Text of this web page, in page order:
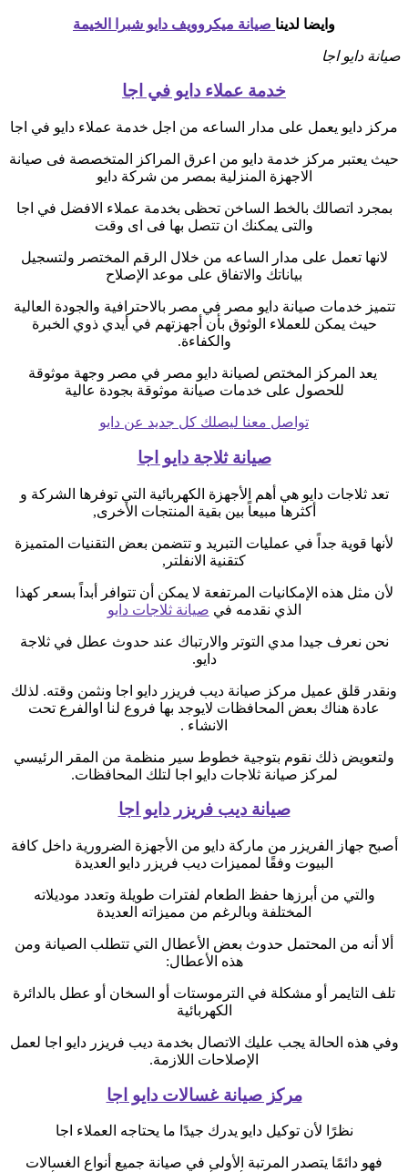
وايضا لدينا صيانة ميكروويف دايو شبرا الخيمة
صيانة دايو اجا
خدمة عملاء دايو في اجا
مركز دايو يعمل على مدار الساعه من اجل خدمة عملاء دايو في اجا
حيث يعتبر مركز خدمة دايو من اعرق المراكز المتخصصة فى صيانة
الاجهزة المنزلية بمصر من شركة دايو
بمجرد اتصالك بالخط الساخن تحظى بخدمة عملاء الافضل في اجا
والتى يمكنك ان تتصل بها فى اى وقت
لانها تعمل على مدار الساعه من خلال الرقم المختصر ولتسجيل
بياناتك والاتفاق على موعد الإصلاح
تتميز خدمات صيانة دايو مصر في مصر بالاحترافية والجودة العالية
حيث يمكن للعملاء الوثوق بأن أجهزتهم في أيدي ذوي الخبرة
والكفاءة.
يعد المركز المختص لصيانة دايو مصر في مصر وجهة موثوقة
للحصول على خدمات صيانة موثوقة بجودة عالية
تواصل معنا ليصلك كل جديد عن دايو
صيانة ثلاجة دايو اجا
تعد ثلاجات دايو هي أهم الأجهزة الكهربائية التي توفرها الشركة و
أكثرها مبيعاً بين بقية المنتجات الأخرى,
لأنها قوية جداً في عمليات التبريد و تتضمن بعض التقنيات المتميزة
كتقنية الانفلتر,
لأن مثل هذه الإمكانيات المرتفعة لا يمكن أن تتوافر أبداً بسعر كهذا
الذي نقدمه في صيانة ثلاجات دايو
نحن نعرف جيدا مدي التوتر والارتباك عند حدوث عطل في ثلاجة
دايو.
ونقدر قلق عميل مركز صيانة ديب فريزر دايو اجا ونثمن وقته. لذلك
عادة هناك بعض المحافظات لايوجد بها فروع لنا اوالفرع تحت
الانشاء .
ولتعويض ذلك نقوم بتوجية خطوط سير منظمة من المقر الرئيسي
لمركز صيانة ثلاجات دايو اجا لتلك المحافظات.
صيانة ديب فريزر دايو اجا
أصبح جهاز الفريزر من ماركة دايو من الأجهزة الضرورية داخل كافة
البيوت وفقًا لمميزات ديب فريزر دايو العديدة
والتي من أبرزها حفظ الطعام لفترات طويلة وتعدد موديلاته
المختلفة وبالرغم من مميزاته العديدة
ألا أنه من المحتمل حدوث بعض الأعطال التي تتطلب الصيانة ومن
هذه الأعطال:
تلف التايمر أو مشكلة في الترموستات أو السخان أو عطل بالدائرة
الكهربائية
وفي هذه الحالة يجب عليك الاتصال بخدمة ديب فريزر دايو اجا لعمل
الإصلاحات اللازمة.
مركز صيانة غسالات دايو اجا
نظرًا لأن توكيل دايو يدرك جيدًا ما يحتاجه العملاء اجا
فهو دائمًا يتصدر المرتبة الأولى في صيانة جميع أنواع الغسالات